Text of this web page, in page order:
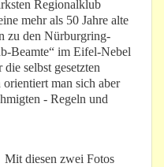
Regionalklub
mehr als 50 Jahre alte
zu den Nürburgring-
Beamte“ im Eifel-Nebel
selbst gesetzten
man sich aber
- Regeln und
Mit diesen zwei Fotos